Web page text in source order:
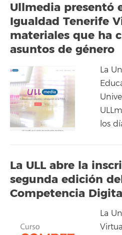
Ullmedia presentó
Igualdad Tenerife
materiales que ha
asuntos de género
La
los
La ULL abre la
segunda edición
Competencia
La